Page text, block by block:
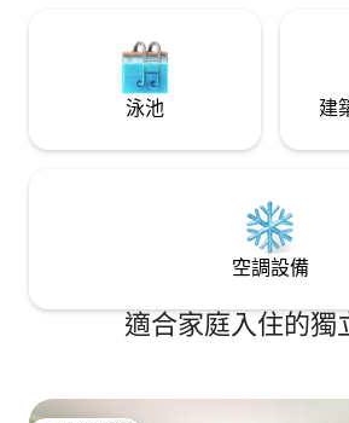
泳池 建
空調設備
適合家庭入住的獨